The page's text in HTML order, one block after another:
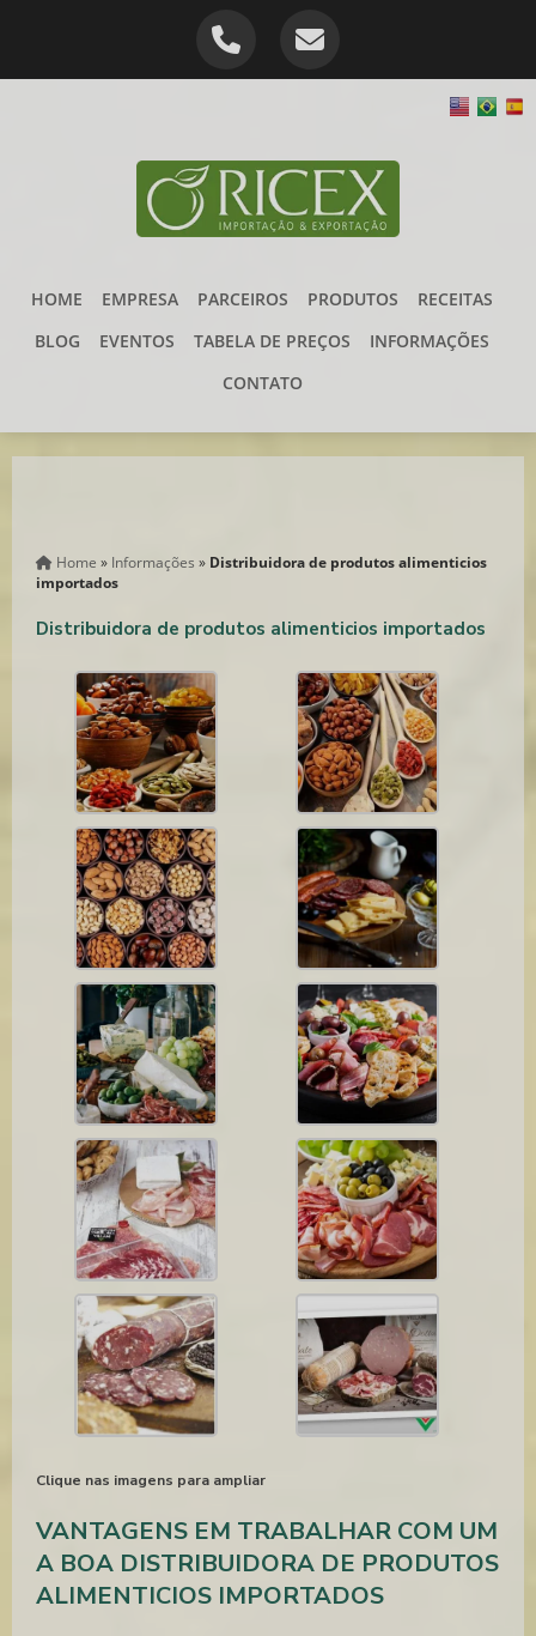
HOME EMPRESA PARCEIROS PRODUTOS
RECEITAS
BLOG
EVENTOS TABELA DE PREÇOS
INFORMAÇÕES
CONTATO
Home » Informações » Distribuidora de produtos alimenticios
importados
Distribuidora de produtos alimenticios importados
Clique nas imagens para ampliar
VANTAGENS EM TRABALHAR COM UM
A BOA DISTRIBUIDORA DE PRODUTOS
ALIMENTICIOS IMPORTADOS